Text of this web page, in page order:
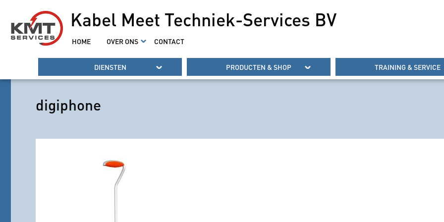
Kabel Meet Techniek-Services BV
HOME OVER ONS CONTACT
DIENSTEN PRODUCTEN & SHOP TRAINING & SERVICE
digiphone